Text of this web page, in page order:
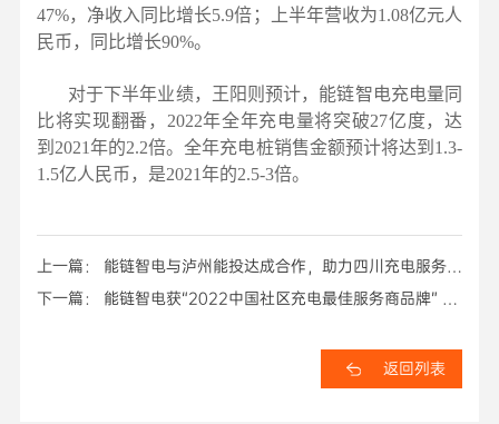
47%，净收入同比增长5.9倍；上半年营收为1.08亿元人
民币，同比增长90%。
对于下半年业绩，王阳则预计，能链智电充电量同
比将实现翻番，2022年全年充电量将突破27亿度，达
到2021年的2.2倍。全年充电桩销售金额预计将达到1.3-
1.5亿人民币，是2021年的2.5-3倍。
上一篇： 能链智电与泸州能投达成合作，助力四川充电服务生
态建设
下一篇： 能链智电获“2022中国社区充电最佳服务商品牌” 于
返回列表